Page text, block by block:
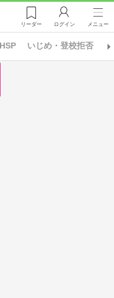
リーダー ログイン メニュー
HSP いじめ・登校拒否